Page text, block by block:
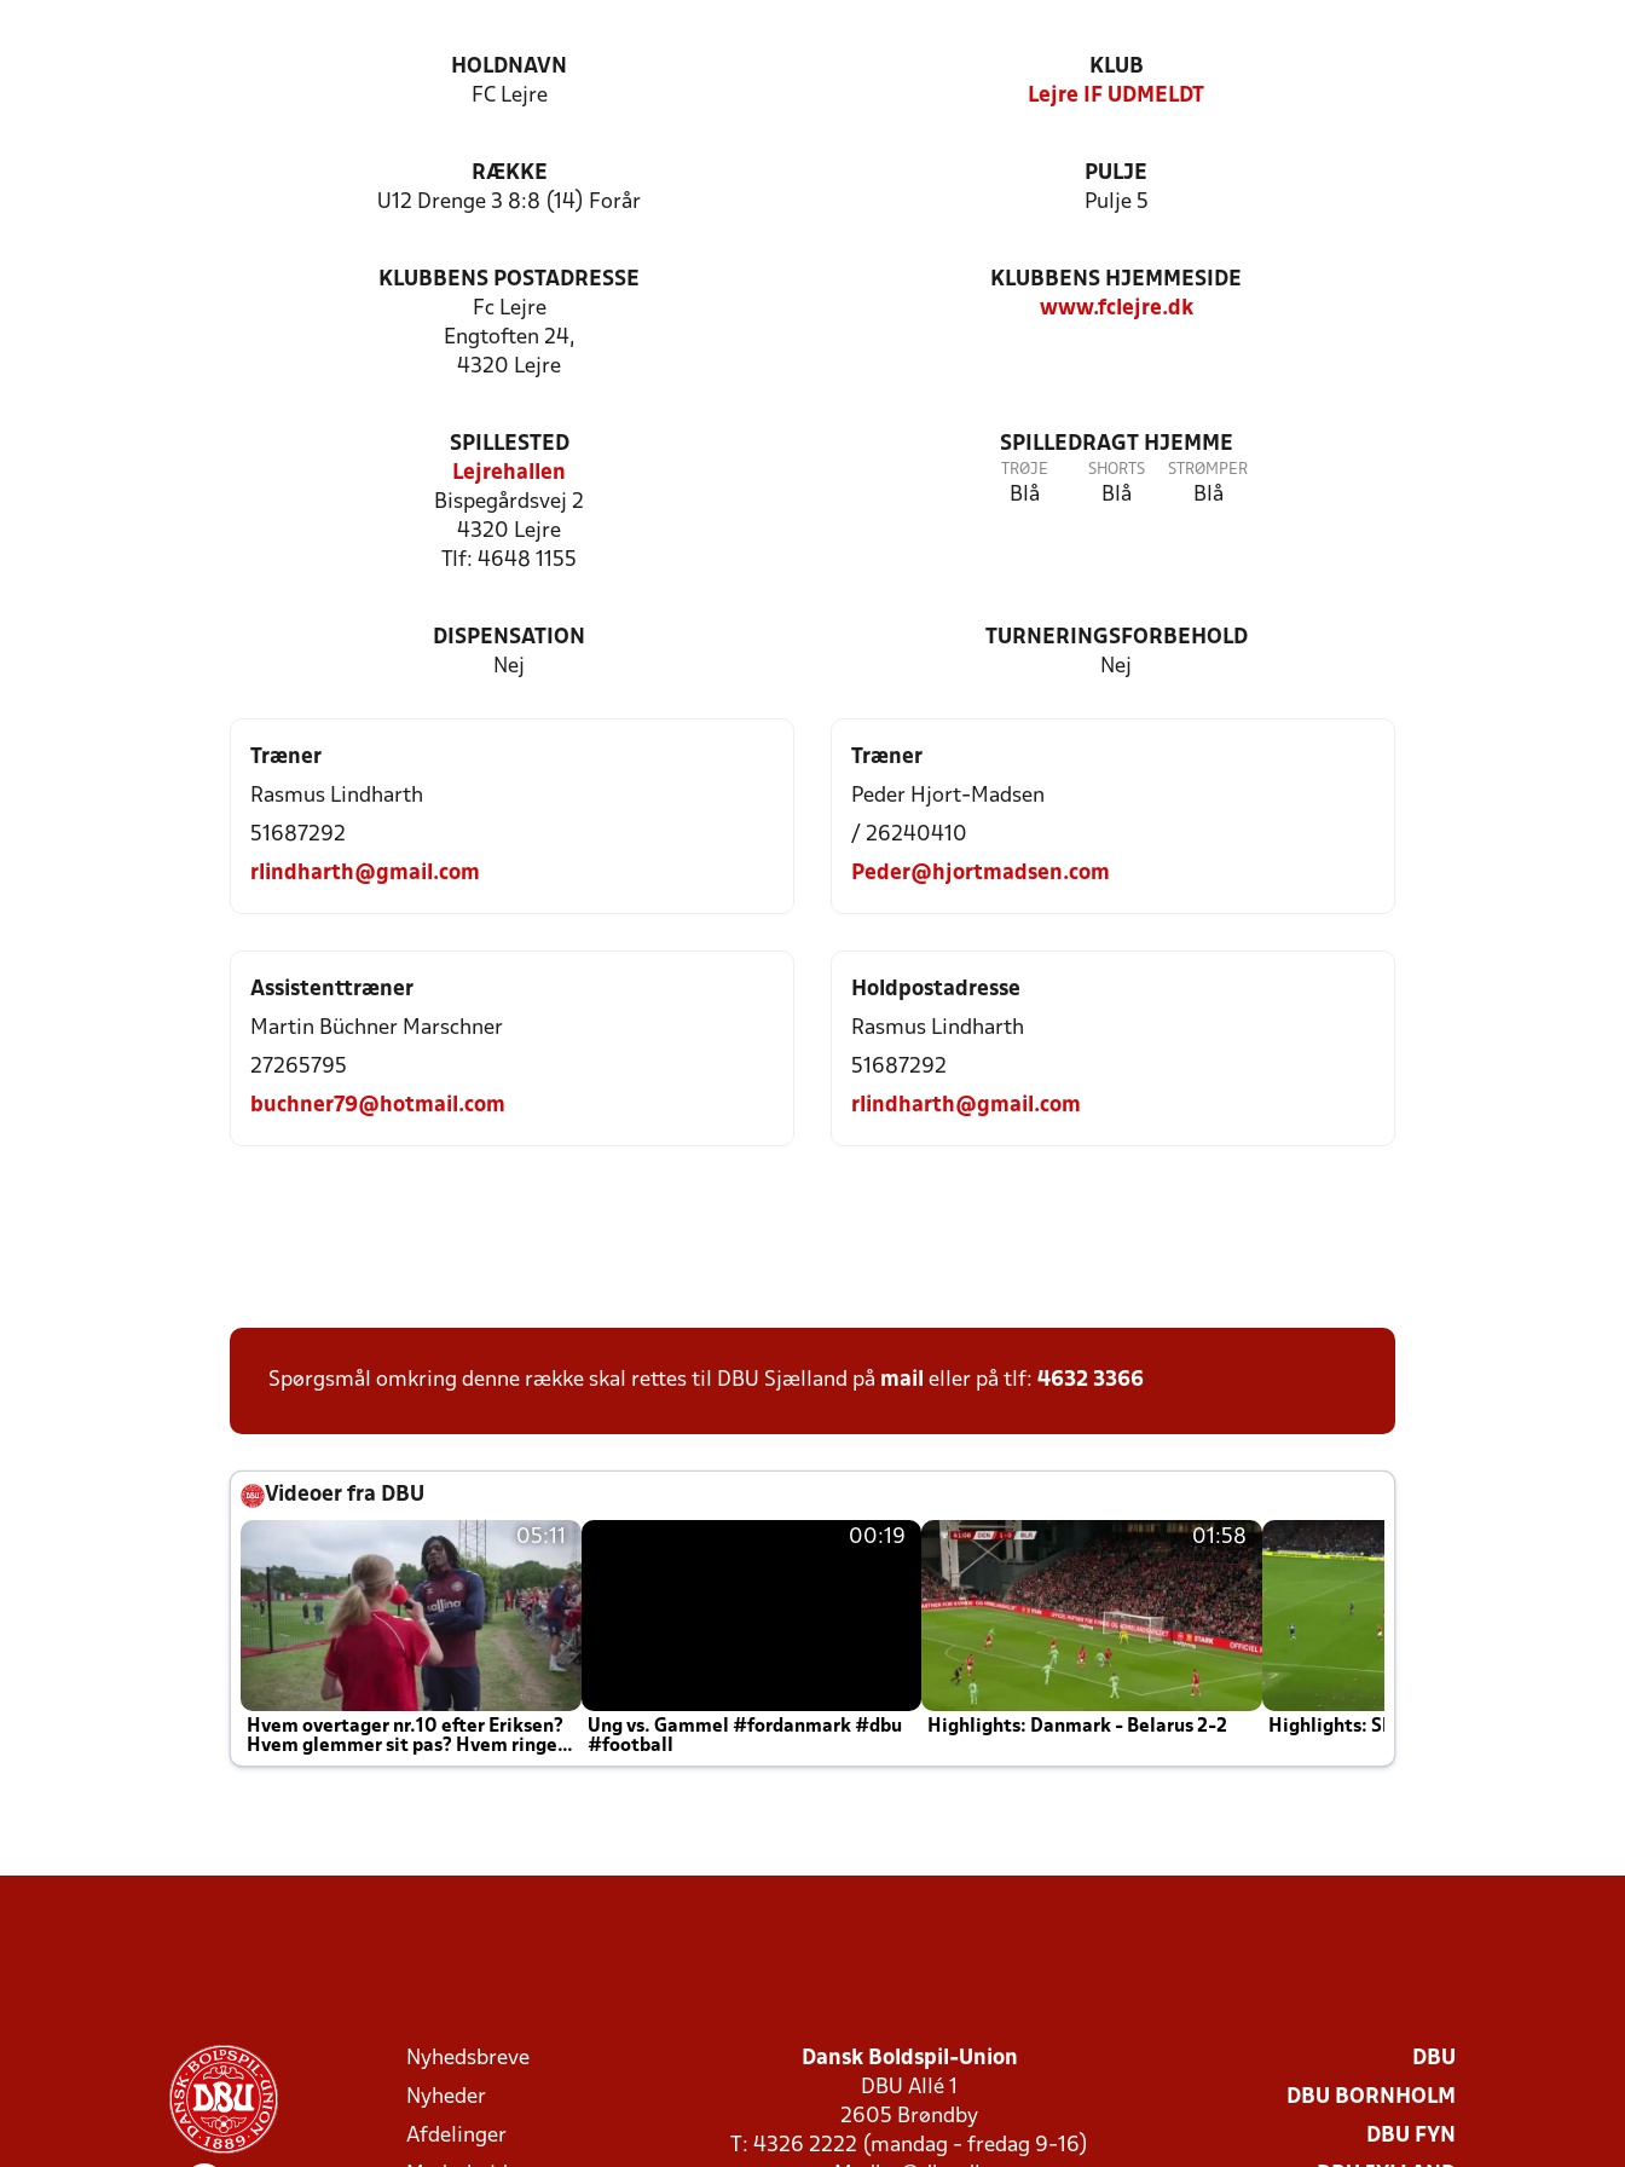
HOLDNAVN
FC Lejre
KLUB
Lejre IF UDMELDT
RÆKKE
U12 Drenge 3 8:8 (14) Forår
PULJE
Pulje 5
KLUBBENS POSTADRESSE
Fc Lejre
Engtoften 24,
4320 Lejre
KLUBBENS HJEMMESIDE
www.fclejre.dk
SPILLESTED
Lejrehallen
Bispegårdsvej 2
4320 Lejre
Tlf: 4648 1155
SPILLEDRAGT HJEMME
TRØJE
Blå
SHORTS
Blå
STRØMPER
Blå
DISPENSATION
Nej
TURNERINGSFORBEHOLD
Nej
Træner
Rasmus Lindharth
51687292
rlindharth@gmail.com
Træner
Peder Hjort-Madsen
/ 26240410
Peder@hjortmadsen.com
Assistenttræner
Martin Büchner Marschner
27265795
buchner79@hotmail.com
Holdpostadresse
Rasmus Lindharth
51687292
rlindharth@gmail.com
Spørgsmål omkring denne række skal rettes til DBU Sjælland på mail eller på tlf: 4632 3366
Videoer fra DBU
05:11
Hvem overtager nr.10 efter Eriksen?
Hvem glemmer sit pas? Hvem ringer
Joachim altid til efter kampe?
00:19
Ung vs. Gammel #fordanmark #dbu
#football
01:58
Highlights: Danmark - Belarus 2-2 Highlights: Skotland - Danmark 4-2
Nyhedsbreve
Nyheder
Afdelinger
Dansk Boldspil-Union
DBU Allé 1
2605 Brøndby
T: 4326 2222 (mandag - fredag 9-16)
DBU
DBU BORNHOLM
DBU FYN